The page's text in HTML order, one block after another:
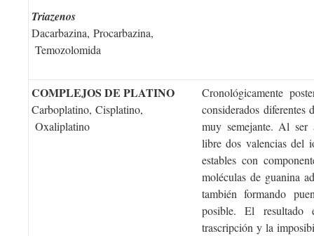
Triazenos
Dacarbazina, Procarbazina,
Temozolomida
COMPLEJOS DE PLATINO
Carboplatino, Cisplatino,
Oxaliplatino
Cronológicamente
considerados diferentes
muy semejante. Al ser
libre dos valencias del
estables con
moléculas de guanina
también formando
posible. El resultado
trascripción y la